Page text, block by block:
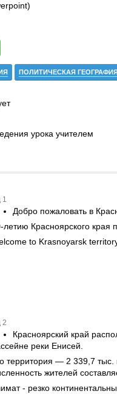
ПОЛИТИЧЕСКАЯ
урока учителем
1
Добро пожаловать в
летию Красноярского края
to Krasnoyarsk
2
Красноярский край
реки Енисей.
территория — 2 339,7 тыс.
жителей
- резко